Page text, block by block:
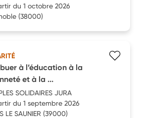
du 1 octobre 2026
(38000)
à l’éducation à la
et à la ...
SOLIDAIRES JURA
du 1 septembre 2026
LE SAUNIER (39000)